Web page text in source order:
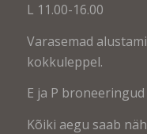
L 11.00-16.00
Varasemad
kokkuleppel.
E ja P
Kõiki aegu saab